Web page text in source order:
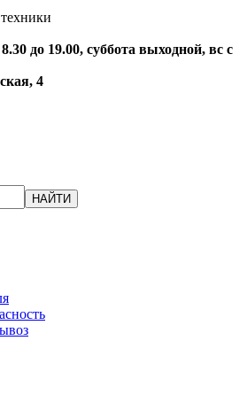
до 19.00, суббота выходной, вс с
4
НАЙТИ